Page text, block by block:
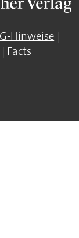
Hinweise |
| Facts